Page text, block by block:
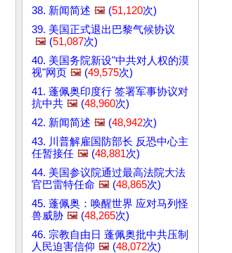
38. 新闻简述 🖼️ (51,120次)
39. 美国正式退出巴黎气候协议
🖼️ (51,087次)
40. 美国务院新设"中共对人权的漠
视"网页 🖼️ (49,575次)
41. 蓬佩奥印度行 签署军事协议对
抗中共 🖼️ (48,960次)
42. 新闻简述 🖼️ (48,942次)
43. 川普解雇国防部长 反恐中心主
任暂接任 🖼️ (48,881次)
44. 美国参议院通过最高法院大法
官巴雷特任命 🖼️ (48,865次)
45. 蓬佩奥：唤醒世界 应对马列怪
兽威胁 🖼️ (48,265次)
46. 宗教自由日 蓬佩奥批中共压制
人民迫害信仰 🖼️ (48,072次)